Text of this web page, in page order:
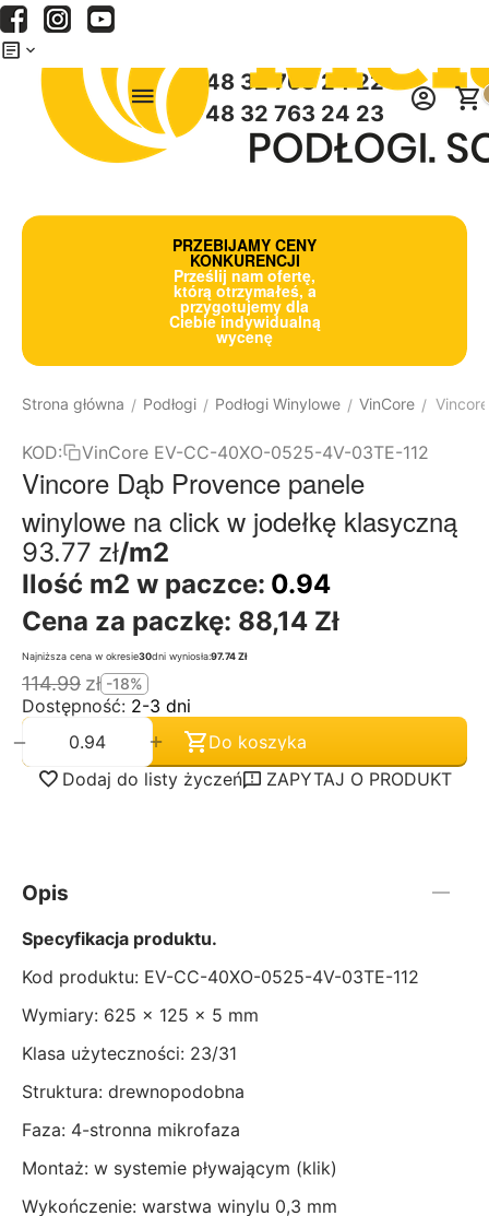
+48 32 763 24 22
+48 32 763 24 23
PRZEBIJAMY CENY
KONKURENCJI
Prześlij nam ofertę,
którą otrzymałeś, a
przygotujemy dla
Ciebie indywidualną
wycenę
Strona główna / Podłogi / Podłogi Winylowe / VinCore /
KOD: VinCore EV-CC-40XO-0525-4V-03TE-112
Vincore Dąb Provence panele
winylowe na click w jodełkę klasyczną
93.77 zł/m2
Ilość m2 w paczce: 0.94
Cena za paczkę: 88,14 Zł
Najniższa cena w okresie30dni wyniosła:97.74 Zł
114.99 zł -18%
Dostępność: 2-3 dni
+
−
Do koszyka
Dodaj do listy życzeń
ZAPYTAJ O PRODUKT
Opis
Specyfikacja produktu.
Kod produktu: EV-CC-40XO-0525-4V-03TE-112
Wymiary: 625 x 125 x 5 mm
Klasa użyteczności: 23/31
Struktura: drewnopodobna
Faza: 4-stronna mikrofaza
Montaż: w systemie pływającym (klik)
Wykończenie: warstwa winylu 0,3 mm